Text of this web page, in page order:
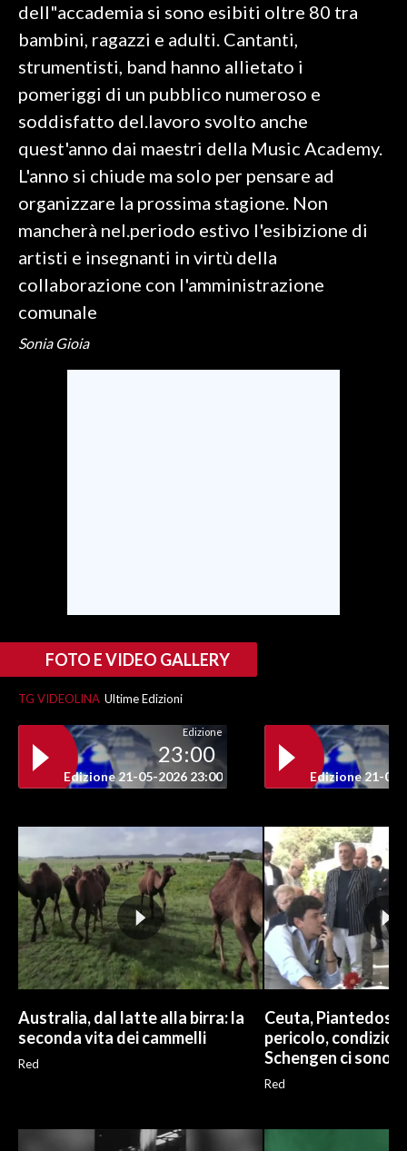
CULTURA
SPETTACOLI
GOSSIP
SALUTE
SARDI NEL MONDO
NECROLOGI
dell"accademia si sono esibiti oltre 80 tra
bambini, ragazzi e adulti. Cantanti,
strumentisti, band hanno allietato i
pomeriggi di un pubblico numeroso e
soddisfatto del.lavoro svolto anche
quest'anno dai maestri della Music Academy.
L'anno si chiude ma solo per pensare ad
organizzare la prossima stagione. Non
mancherà nel.periodo estivo l'esibizione di
artisti e insegnanti in virtù della
collaborazione con l'amministrazione
comunale
Sonia Gioia
FOTO E VIDEO GALLERY
TG VIDEOLINA Ultime Edizioni
Edizione
23:00
Edizione 21-05-2026 23:00 Edizione 21-05-
Australia, dal latte alla birra: la
seconda vita dei cammelli
Red
Ceuta, Piantedosi:
pericolo,
Schengen ci sono
Red